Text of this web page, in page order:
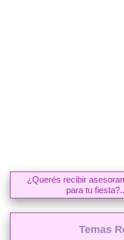
¿Querés recibir
para tu
Temas